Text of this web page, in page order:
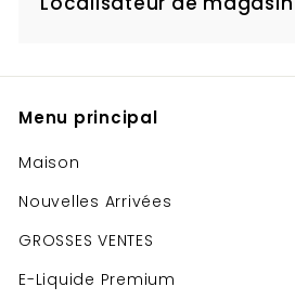
Menu principal
Maison
Nouvelles Arrivées
GROSSES VENTES
E-Liquide Premium